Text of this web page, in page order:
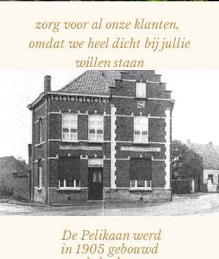
zorg voor al onze klanten,
omdat we heel dicht bij jullie
willen staan
— Naam, titel
De Pelikaan werd
in 1905 gebouwd